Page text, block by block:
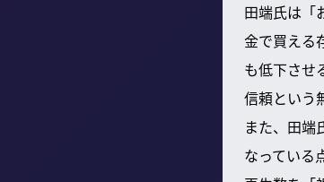
田端氏は「
金で買える
も低下させ
信頼という
また、田端
なっている